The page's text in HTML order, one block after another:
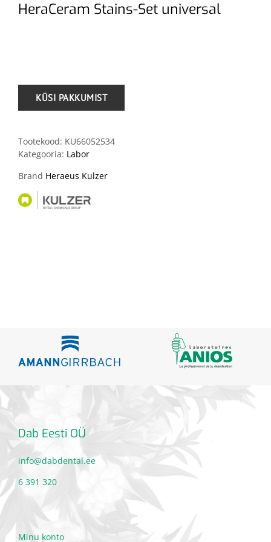
HeraCeram Stains-Set universal
Tootekood: KU66052534
Kategooria: Labor
Brand Heraeus Kulzer
Dab Eesti OÜ
info@dabdental.ee
6 391 320
Minu konto